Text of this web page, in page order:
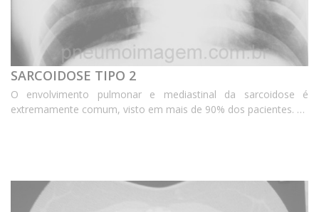
SARCOIDOSE TIPO 2
O envolvimento pulmonar e mediastinal da sarcoidose é
extremamente comum, visto em mais de 90% dos pacientes. As